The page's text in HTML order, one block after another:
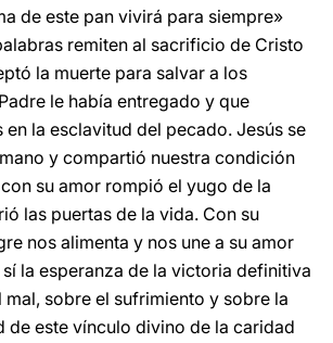
de este pan vivirá para siempre»
remiten al sacrificio de Cristo
la muerte para salvar a los
le había entregado y que
en la esclavitud del pecado. Jesús se
y compartió nuestra condición
su amor rompió el yugo de la
las puertas de la vida. Con su
nos alimenta y nos une a su amor
la esperanza de la victoria definitiva
sobre el sufrimiento y sobre la
de este vínculo divino de la caridad